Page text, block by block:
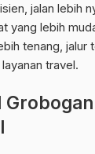
jalan lebih
yang lebih
tenang, jalur
travel.